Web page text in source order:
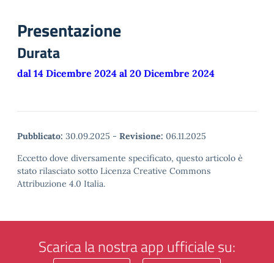
Presentazione
Durata
dal 14 Dicembre 2024 al 20 Dicembre 2024
Pubblicato: 30.09.2025 - Revisione: 06.11.2025
Eccetto dove diversamente specificato, questo articolo è
stato rilasciato sotto Licenza Creative Commons
Attribuzione 4.0 Italia.
Scarica la nostra app ufficiale su: